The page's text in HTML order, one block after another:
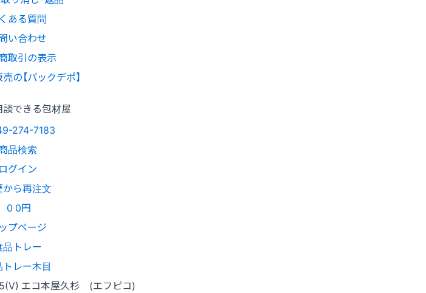
ある質問
い合わせ
取引の表示
の【パックデポ】
談できる包材屋
品検索
ログイン
から再注文
0 0円
プページ
品トレー
レー木目
エコ本屋久杉 (エフピコ)